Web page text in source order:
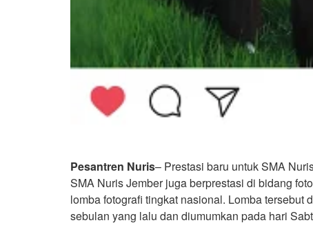
Pesantren Nuris– Prestasi baru untuk SMA
SMA Nuris Jember juga berprestasi di bidang
lomba fotografi tingkat nasional. Lomba
sebulan yang lalu dan diumumkan pada hari